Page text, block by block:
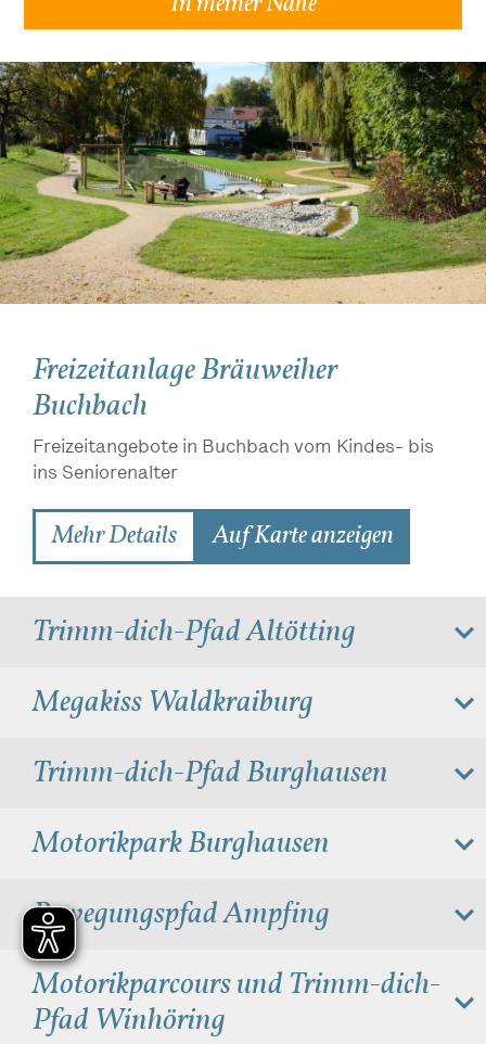
Freizeitanlage Bräuweiher
Buchbach
Freizeitangebote in Buchbach vom Kindes- bis
ins Seniorenalter
Mehr Details Auf Karte anzeigen
Trimm-dich-Pfad Altötting
Megakiss Waldkraiburg
Trimm-dich-Pfad Burghausen
Motorikpark Burghausen
Bewegungspfad Ampfing
Motorikparcours und Trimm-dich-
Pfad Winhöring